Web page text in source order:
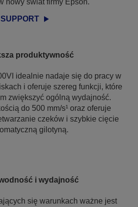
nowy świat firmy Epson.
SUPPORT
produktywność
idealnie nadaje się do pracy w
i oferuje szereg funkcji, które
zwiększyć ogólną wydajność.
do 500 mm/s¹ oraz oferuje
czeków i szybkie cięcie
gilotyną.
i wydajność
się warunkach ważne jest